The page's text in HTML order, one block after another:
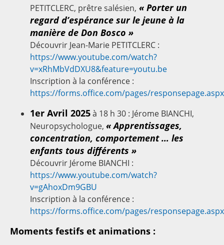
PETITCLERC, prêtre salésien, « Porter un
regard d’espérance sur le jeune à la
manière de Don Bosco »
Découvrir Jean-Marie PETITCLERC :
https://www.youtube.com/watch?
v=xRhMbVdDXU8&feature=youtu.be
Inscription à la conférence :
https://forms.office.com/pages/
1er Avril 2025à 18 h 30 : Jérome BIANCHI,
Neuropsychologue, « Apprentissages,
concentration, comportement … les
enfants tous différents »
Découvrir Jérome BIANCHI :
https://www.youtube.com/watch?
v=gAhoxDm9GBU
Inscription à la conférence :
https://forms.office.com/pages/
Moments festifs et animations :